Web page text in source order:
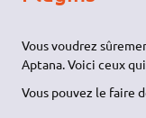
Vous voudrez
Aptana. Voici ceux
Vous pouvez le faire